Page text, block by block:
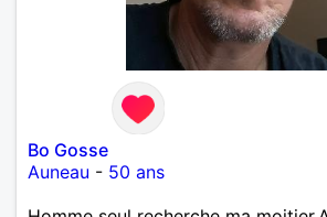
Bo Gosse
Auneau - 50 ans